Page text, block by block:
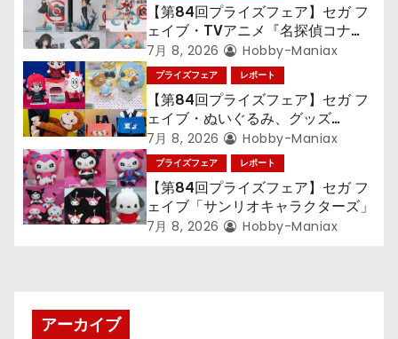
シ
ョ
ン
【第84回プライズフェア】セガ フ
ェイブ・TVアニメ『名探偵コナ
ン』TVアニメ『呪術廻戦』『〈物
語〉シリーズ』「初音ミク」
7月 8, 2026 Hobby-Maniax
プライズフェア レポート
【第84回プライズフェア】セガ フ
ェイブ・ぬいぐるみ、グッズ
『LiSA』『ミニオン』『おさるの
ジョージ』『ポケットモンスター』
7月 8, 2026 Hobby-Maniax
プライズフェア レポート
【第84回プライズフェア】セガ フ
ェイブ「サンリオキャラクターズ」
7月 8, 2026 Hobby-Maniax
アーカイブ